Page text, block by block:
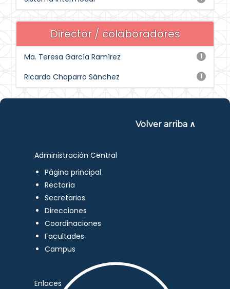
Director / colaboradores
1
Ma. Teresa García Ramírez
1
Ricardo Chaparro Sánchez
Volver arriba ∧
Administración Central
Página principal
Rectoría
Secretarios
Direcciones
Coordinaciones
Facultades
Campus
Enlaces